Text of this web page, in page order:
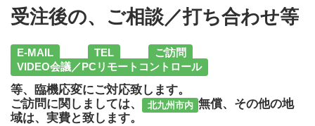
受注後の、ご相談／打ち合わせ等
E-MAIL TEL
ご訪問
VIDEO会議／PCリモートコントロール
等、臨機応変にご対応致します。
ご訪問に関しましては、
北九州市内 無償、その他の地
域は、実費と致します。